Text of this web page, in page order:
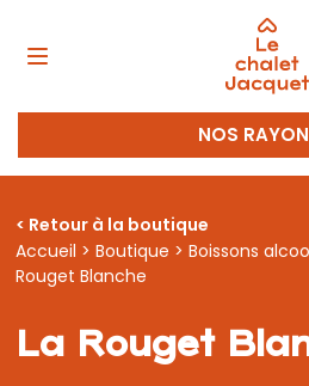
NOS
< Retour à la boutique
Accueil > Boutique > Boissons
Rouget Blanche
La Rouget